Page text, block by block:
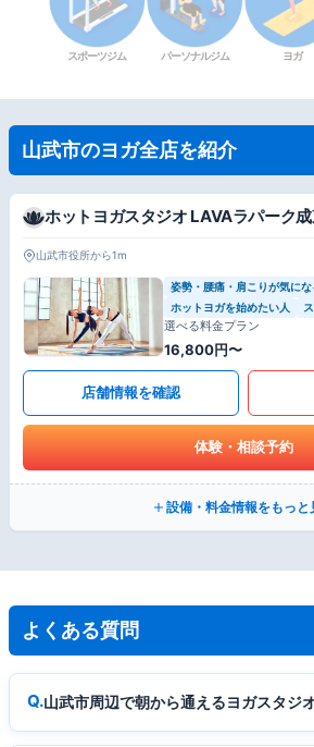
スポーツジム パーソナルジム ヨガ
山武市のヨガ全店を紹介
ホットヨガスタジオ LAVAラパーク
山武市役所から1m
姿勢・腰痛・肩こりが気にな
ホットヨガを始めたい人
選べる料金プラン
16,800円〜
店舗情報を確認
体験・相談予約
設備・料金情報をもっと
よくある質問
山武市周辺で朝から通えるヨガスタジ